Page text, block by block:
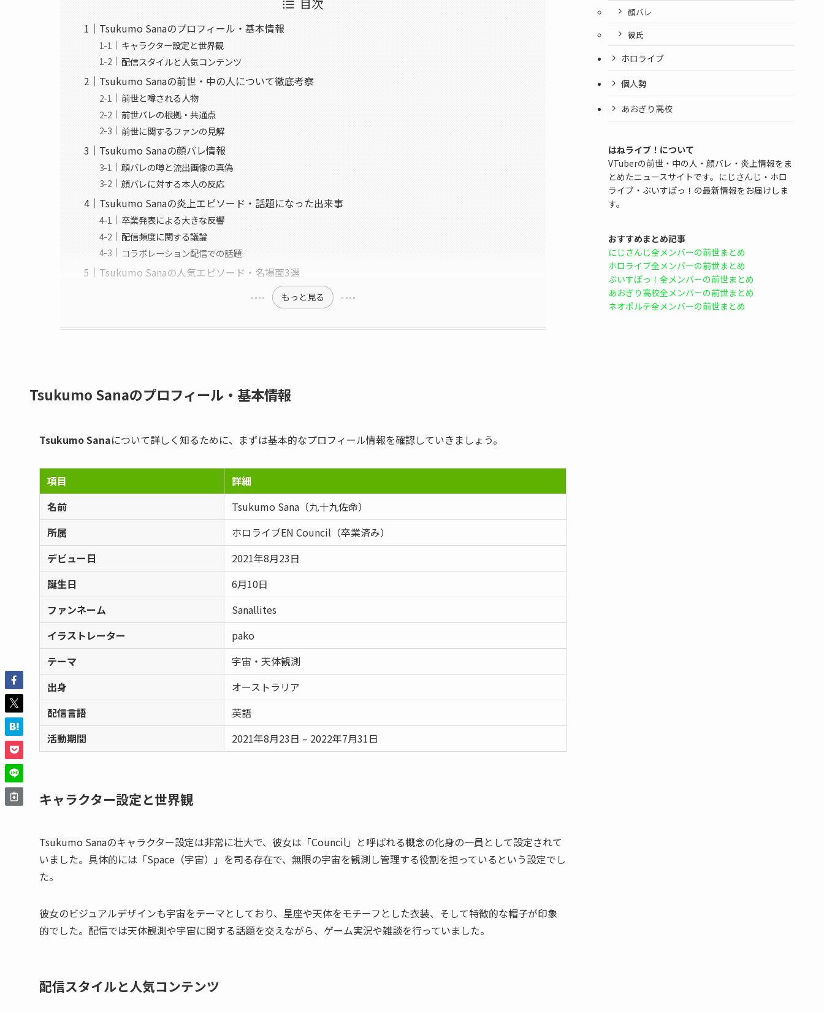
目次
Tsukumo Sanaのプロフィール・基本情報
キャラクター設定と世界観
配信スタイルと人気コンテンツ
Tsukumo Sanaの前世・中の人について徹底考察
前世と噂される人物
前世バレの根拠・共通点
前世に関するファンの見解
Tsukumo Sanaの顔バレ情報
顔バレの噂と流出画像の真偽
顔バレに対する本人の反応
Tsukumo Sanaの炎上エピソード・話題になった出来事
卒業発表による大きな反響
配信頻度に関する議論
コラボレーション配信での話題
Tsukumo Sanaの人気エピソード・名場面3選
もっと見る
Tsukumo Sanaのプロフィール・基本情報
Tsukumo Sanaについて詳しく知るために、まずは基本的なプロフィール情報を確認していきましょう。
項目
詳細
名前
Tsukumo Sana（九十九佐命）
所属
ホロライブEN Council（卒業済み）
デビュー日
2021年8月23日
誕生日
6月10日
ファンネーム
Sanallites
イラストレーター
pako
テーマ
宇宙・天体観測
出身
オーストラリア
配信言語
英語
活動期間
2021年8月23日 – 2022年7月31日
キャラクター設定と世界観
Tsukumo Sanaのキャラクター設定は非常に壮大で、彼女は「Council」と呼ばれる概念の化身の一員として設定されて
いました。具体的には「Space（宇宙）」を司る存在で、無限の宇宙を観測し管理する役割を担っているという設定でし
た。
彼女のビジュアルデザインも宇宙をテーマとしており、星座や天体をモチーフとした衣装、そして特徴的な帽子が印象
的でした。配信では天体観測や宇宙に関する話題を交えながら、ゲーム実況や雑談を行っていました。
配信スタイルと人気コンテンツ
顔バレ
彼氏
ホロライブ
個人勢
あおぎり高校
はねライブ！について
VTuberの前世・中の人・顔バレ・炎上情報をま
とめたニュースサイトです。にじさんじ・ホロ
ライブ・ぶいすぽっ！の最新情報をお届けしま
す。
おすすめまとめ記事
にじさんじ全メンバーの前世まとめ
ホロライブ全メンバーの前世まとめ
ぶいすぽっ！全メンバーの前世まとめ
あおぎり高校全メンバーの前世まとめ
ネオポルテ全メンバーの前世まとめ